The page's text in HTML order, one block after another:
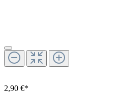
2,90 €*